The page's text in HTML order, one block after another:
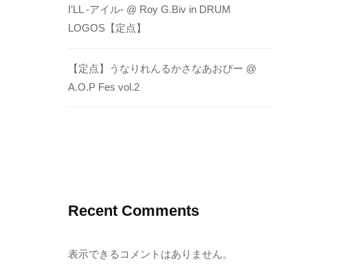
I’LL -アイル- @ Roy G.Biv in DRUM
LOGOS【定点】
【定点】うなりれんるかさなあおぴー @
A.O.P Fes vol.2
Recent Comments
表示できるコメントはありません。